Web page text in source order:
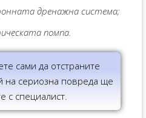
дренажна система;
помпа.
сами да отстраните
на сериозна повреда ще
с специалист.